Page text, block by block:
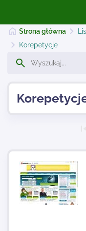
Kontakt
Strona główna
Korepetycje